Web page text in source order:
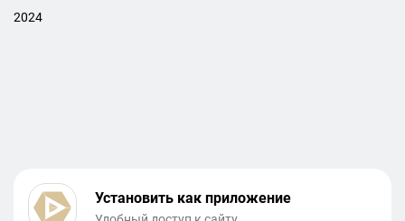
2024
Установить как приложение